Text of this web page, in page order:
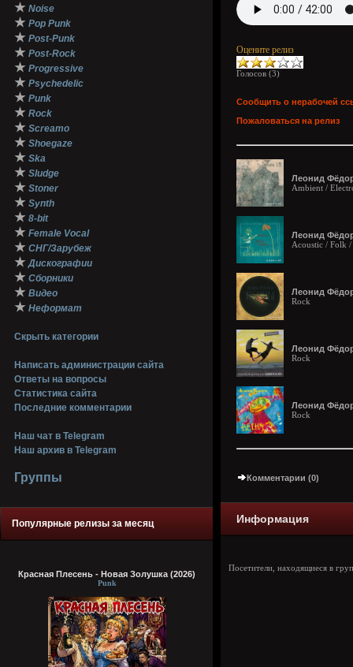
★ Noise
★ Pop Punk
★ Post-Punk
★ Post-Rock
★ Progressive
★ Psychedelic
★ Punk
★ Rock
★ Screamo
★ Shoegaze
★ Ska
★ Sludge
★ Stoner
★ Synth
★ 8-bit
★ Female Vocal
★ СНГ/Зарубеж
★ Дискографии
★ Сборники
★ Видео
★ Неформат
Скрыть категории
Написать администрации сайта
Ответы на вопросы
Статистика сайта
Последние комментарии
Наш чат в Telegram
Наш архив в Telegram
Группы
Популярные релизы за месяц
Красная Плесень - Новая Золушка (2026)
Punk
Оцените релиз
Голосов (3)
Сообщить о нерабочей
Пожаловаться на релиз
Леонид
Ambient /
Леонид
Acoustic / Folk /
Леонид
Rock
Леонид
Rock
Леонид
Rock
Комментарии (0)
Информация
Посетители, находящиеся в